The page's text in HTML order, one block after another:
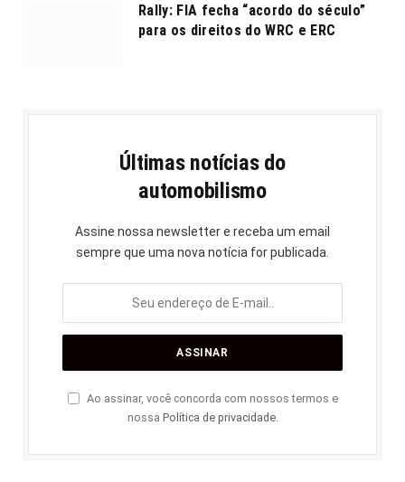
Rally: FIA fecha “acordo do século”
para os direitos do WRC e ERC
Últimas notícias do
automobilismo
Assine nossa newsletter e receba um email
sempre que uma nova notícia for publicada.
Ao assinar, você concorda com nossos termos e
nossa Política de privacidade.